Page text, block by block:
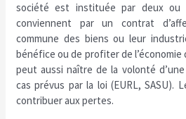
société est instituée par deux ou
conviennent par un contrat
commune des biens ou leur
bénéfice ou de profiter de l’économie
peut aussi naître de la volonté
cas prévus par la loi (EURL, SASU).
contribuer aux pertes.